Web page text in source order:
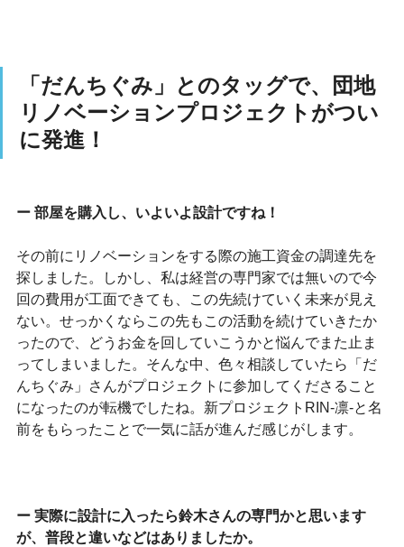
「だんちぐみ」とのタッグで、団地
リノベーションプロジェクトがつい
に発進！
ー 部屋を購入し、いよいよ設計ですね！
その前にリノベーションをする際の施工資金の調達先を
探しました。しかし、私は経営の専門家では無いので今
回の費用が工面できても、この先続けていく未来が見え
ない。せっかくならこの先もこの活動を続けていきたか
ったので、どうお金を回していこうかと悩んでまた止ま
ってしまいました。そんな中、色々相談していたら「だ
んちぐみ」さんがプロジェクトに参加してくださること
になったのが転機でしたね。新プロジェクトRIN-凛-と名
前をもらったことで一気に話が進んだ感じがします。
ー 実際に設計に入ったら鈴木さんの専門かと思います
が、普段と違いなどはありましたか。